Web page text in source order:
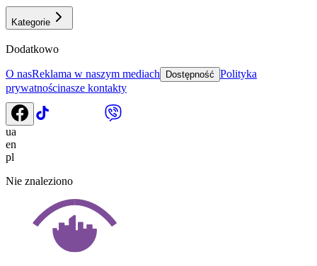
Kategorie
Dodatkowo
O nasReklama w naszym mediach Dostępność Polityka
prywatnościnasze kontakty
ua
en
pl
Nie znaleziono